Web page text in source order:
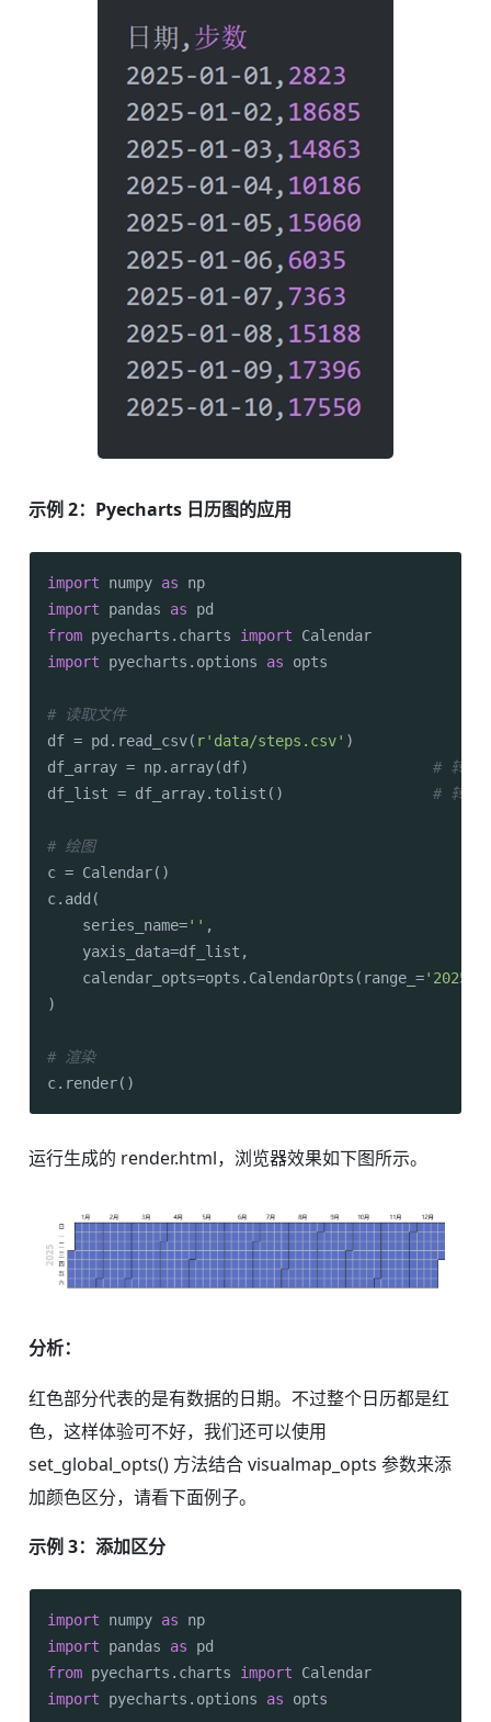
示例 2：Pyecharts 日历图的应用
import numpy as
import pandas as
from pyecharts.charts import
import pyecharts.options as opts
# 读取文件
df = pd.read_csv( r'data/steps.csv' )
df_array = np.array(df) # 转换
df_list = df_array.tolist() # 转换
# 绘图
c = Calendar()
c.add(
series_name='' ,
yaxis_data=df_list,
calendar_opts=opts.CalendarOpts(range_='2025'
)
# 渲染
运行生成的 render.html，浏览器效果如下图所示。
分析：
红色部分代表的是有数据的日期。不过整个日历都是红
色，这样体验可不好，我们还可以使用
set_global_opts() 方法结合 visualmap_opts 参数来添
加颜色区分，请看下面例子。
示例 3：添加区分
import numpy as
import pandas as
from pyecharts.charts import
import pyecharts.options as opts